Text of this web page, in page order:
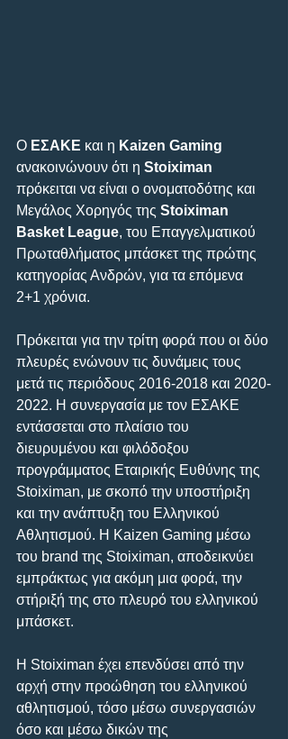
Ο ΕΣΑΚΕ και η Kaizen Gaming
ανακοινώνουν ότι η Stoiximan
πρόκειται να είναι ο ονοματοδότης και
Μεγάλος Χορηγός της Stoiximan
Basket League, του Επαγγελματικού
Πρωταθλήματος μπάσκετ της πρώτης
κατηγορίας Ανδρών, για τα επόμενα
2+1 χρόνια.
Πρόκειται για την τρίτη φορά που οι δύο
πλευρές ενώνουν τις δυνάμεις τους
μετά τις περιόδους 2016-2018 και 2020-
2022. Η συνεργασία με τον ΕΣΑΚΕ
εντάσσεται στο πλαίσιο του
διευρυμένου και φιλόδοξου
προγράμματος Εταιρικής Ευθύνης της
Stoiximan, με σκοπό την υποστήριξη
και την ανάπτυξη του Ελληνικού
Αθλητισμού. Η Kaizen Gaming μέσω
του brand της Stoiximan, αποδεικνύει
εμπράκτως για ακόμη μια φορά, την
στήριξή της στο πλευρό του ελληνικού
μπάσκετ.
Η Stoiximan έχει επενδύσει από την
αρχή στην προώθηση του ελληνικού
αθλητισμού, τόσο μέσω συνεργασιών
όσο και μέσω δικών της